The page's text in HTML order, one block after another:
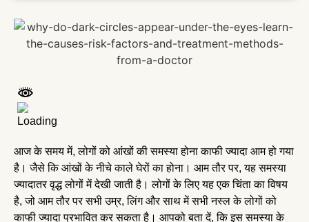
आज के समय में, लोगों को आंखों की समस्या होना काफी ज्यादा आम हो गया
है। जैसे कि आंखों के नीचे काले घेरों का होना। आम तौर पर, यह समस्या
ज्यादातर वृद्ध लोगों में देखी जाती है। लोगों के लिए यह एक चिंता का विषय
है, जो आम तौर पर सभी उम्र, लिंग और साथ में सभी नस्ल के लोगों को
काफी ज्यादा प्रभावित कर सकता है। आपको बता दें, कि इस समस्या के